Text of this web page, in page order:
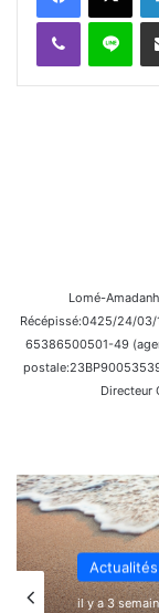
Viber
Lomé-
Récépissé:0425/24/03/
65386500501-49
Directeur
Actualités
il y a 3